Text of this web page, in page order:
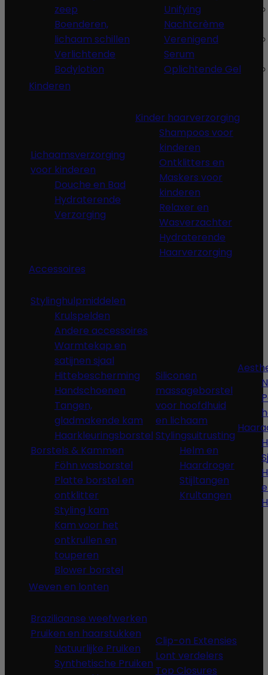
zeep
Boenderen,
lichaam schillen
Verlichtende
Bodylotion
Unifying
Nachtcrème
Verenigend
Serum
Oplichtende Gel
Kinderen
Lichaamsverzorging
voor kinderen
Douche en Bad
Hydraterende
Verzorging
Kinder haarverzorging
Shampoos voor
kinderen
Ontklitters en
Maskers voor
kinderen
Relaxer en
Wasverzachter
Hydraterende
Haarverzorging
Accessoires
Stylinghulpmiddelen
Krulspelden
Andere accessoires
Warmtekap en
satijnen sjaal
Hittebescherming
Handschoenen
Tangen,
gladmakende kam
Haarkleuringsborstel
Borstels & Kammen
Föhn wasborstel
Platte borstel en
ontklitter
Styling kam
Kam voor het
ontkrullen en
touperen
Blower borstel
Siliconen
massageborstel
voor hoofdhuid
en lichaam
Stylingsuitrusting
Helm en
Haardroger
Stijltangen
Krultangen
Weven en lonten
Braziliaanse weefwerken
Pruiken en haarstukken
Natuurlijke Pruiken
Synthetische Pruiken
Clip-on Extensies
Lont verdelers
Top Closures